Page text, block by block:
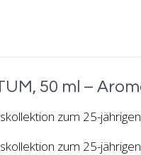
50 ml –
zum 25-
zum 25-